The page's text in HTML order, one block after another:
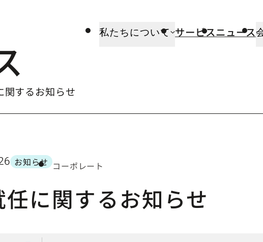
私たちについて サービスニュース
関するお知らせ
カテゴリー
お知らせ コーポレート
任に関するお知らせ